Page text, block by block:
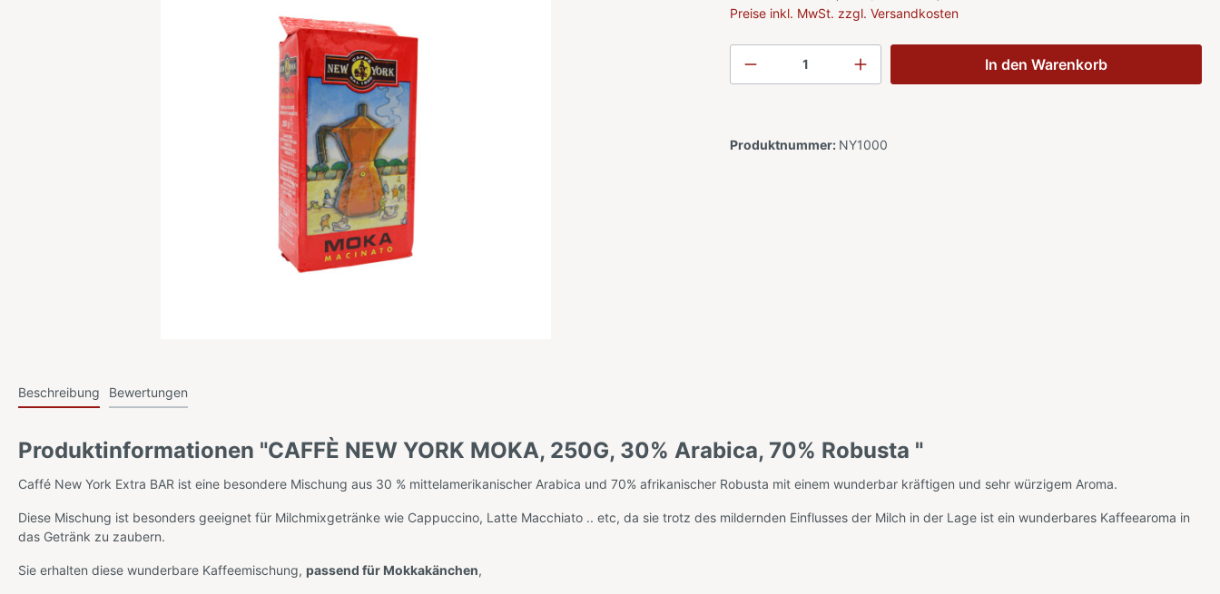
Preise inkl. MwSt. zzgl. Versandkosten
In den Warenkorb
Produktnummer: NY1000
Beschreibung Bewertungen
Produktinformationen "CAFFÈ NEW YORK MOKA, 250G, 30% Arabica, 70% Robusta "
Caffé New York Extra BAR ist eine besondere Mischung aus 30 % mittelamerikanischer Arabica und 70% afrikanischer Robusta mit einem wunderbar kräftigen und sehr würzigem Aroma.
Diese Mischung ist besonders geeignet für Milchmixgetränke wie Cappuccino, Latte Macchiato .. etc, da sie trotz des mildernden Einflusses der Milch in der Lage ist ein wunderbares Kaffeearoma in
das Getränk zu zaubern.
Sie erhalten diese wunderbare Kaffeemischung, passend für Mokkakänchen,